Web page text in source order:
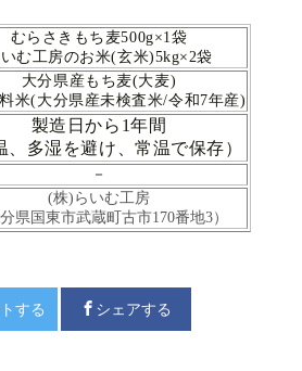
むらさきもち麦500g×1袋
いむ工房のお米(玄米)5kg×2袋
大分県産もち麦(大麦)
米(大分県産未検査米/令和7年産)
製造日から1年間
、多湿を避け、常温で保存）
－
(株)らいむ工房
分県国東市武蔵町古市170番地3）
する シェアする